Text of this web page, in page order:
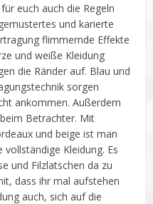
euch auch die Regeln
und karierte
flimmernde Effekte
und weiße Kleidung
die Ränder auf. Blau und
sorgen
ankommen. Außerdem
Betrachter. Mit
und beige ist man
Kleidung. Es
und Filzlatschen da zu
dass ihr mal aufstehen
auch, sich auf die